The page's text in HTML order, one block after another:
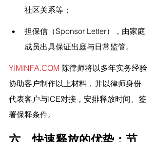
社区关系等；
担保信（Sponsor Letter），由家庭
成员出具保证出庭与日常监管。
YIMINFA.COM 陈律师将以多年实务经验
协助客户制作以上材料，并以律师身份
代表客户与ICE对接，安排释放时间、签
署保释条件。